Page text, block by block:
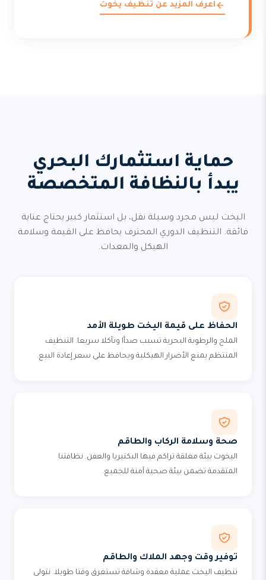
اعرف المزيد عن تنظيف يخوت
حماية استثمارك البحري
يبدأ بالنظافة المتخصصة
اليخت ليس مجرد وسيلة نقل، بل استثمار كبير يحتاج عناية
فائقة. التنظيف الدوري المحترف يحافظ على القيمة وسلامة
الهيكل والمعدات.
الحفاظ على قيمة اليخت طويلة الأمد
الملح والرطوبة البحرية تسبب صدأا وتآكلا سريعا. التنظيف
المنتظم يمنع الأضرار الهيكلية ويحافظ على سعر إعادة البيع.
صحة وسلامة الركاب والطاقم
اليخوت بيئة مغلقة تراكم فيها البكتيريا والعفن. نظافتنا
المتقدمة تضمن بيئة صحية آمنة للجميع.
توفير وقت وجهد الملاك والطاقم
تنظيف اليخت عملية معقدة وشاقة تستغرق وقتا طويلا. نتولى